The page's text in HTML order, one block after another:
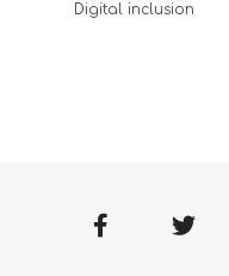
Digital inclusion